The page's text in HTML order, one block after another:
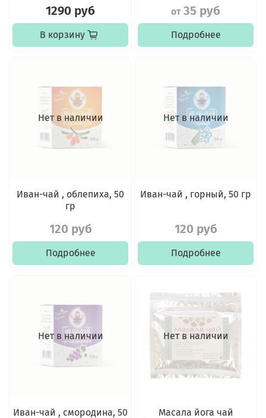
1290 руб
В корзину
от 35 руб
Подробнее
Нет в наличии
Иван-чай , облепиха, 50
гр
120 руб
Подробнее
Нет в наличии
Иван-чай , горный, 50 гр
120 руб
Подробнее
Нет в наличии
Иван-чай , смородина, 50
Нет в наличии
Масала йога чай